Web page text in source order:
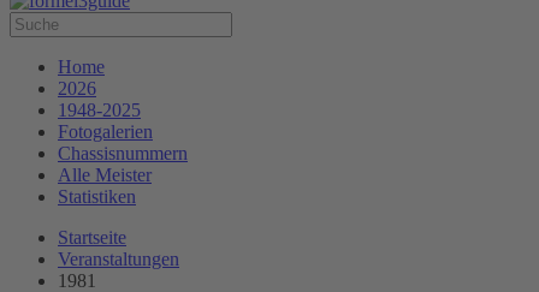
Home
2026
1948-2025
Fotogalerien
Chassisnummern
Alle Meister
Statistiken
Startseite
Veranstaltungen
1981